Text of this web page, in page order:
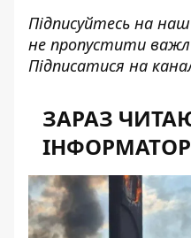
Підписуйтесь на наш
не пропустити
Підписатися на
ЗАРАЗ